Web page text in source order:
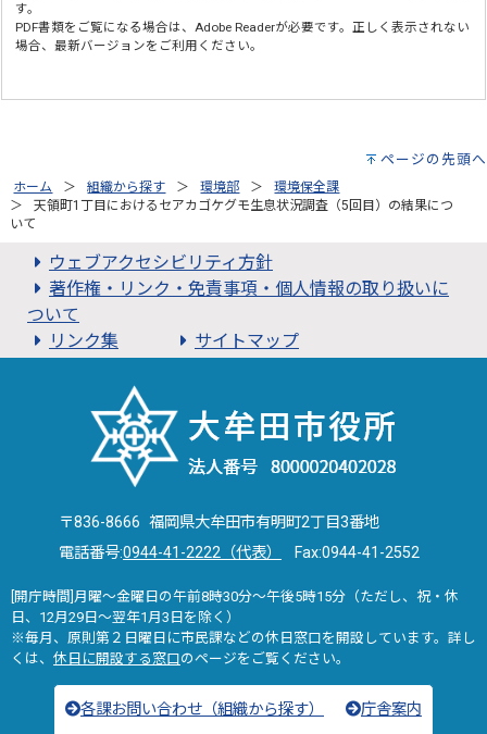
す。
PDF書類をご覧になる場合は、Adobe Readerが必要です。正しく表示されない
場合、最新バージョンをご利用ください。
ページの先頭へ
ホーム 組織から探す 環境部
環境保全課
天領町1丁目におけるセアカゴケグモ生息状況調査（5回目）の結果につ
いて
ウェブアクセシビリティ方針
著作権・リンク・免責事項・個人情報の取り扱いに
ついて
リンク集
サイトマップ
〒836-8666 福岡県大牟田市有明町2丁目3番地
電話番号:0944-41-2222（代表） Fax:0944-41-2552
[開庁時間]月曜～金曜日の午前8時30分～午後5時15分（ただし、祝・休
日、12月29日～翌年1月3日を除く）
※毎月、原則第２日曜日に市民課などの休日窓口を開設しています。詳し
くは、 休日に開設する窓口のページをご覧ください。
各課お問い合わせ（組織から探す） 庁舎案内